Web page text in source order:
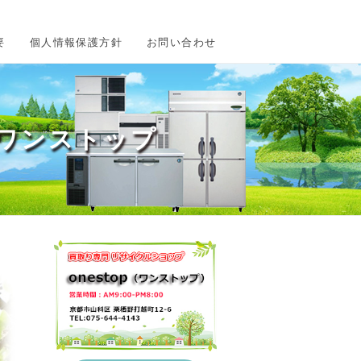
個人情報保護方針 お問い合わせ
ンストップ